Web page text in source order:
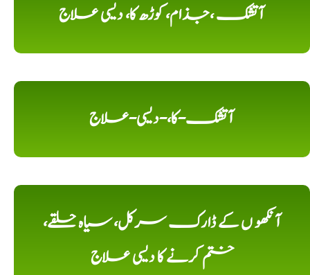
آتشک ،جذام، کوڑھ کا، دیسی علاج
آتشک-کا،-دیسی-علاج
آنکھو ں کے ڈارک سرکل، سیاہ حلقے،
ختم کرنے کا دیسی علاج